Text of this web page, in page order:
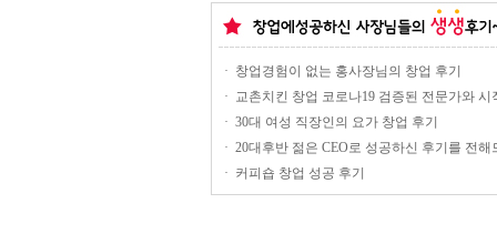
· 창업경험이 없는 홍사장님의 창업 후기
· 교촌치킨 창업 코로나19 검증된 전문가와 시
· 30대 여성 직장인의 요가 창업 후기
· 20대후반 젊은 CEO로 성공하신 후기를 전해
· 커피숍 창업 성공 후기